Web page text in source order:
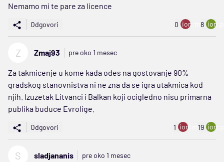
Nemamo mi te pare za licence
Odgovori 0 ion:minus
8
Z Zmaj93 pre oko 1 mesec
Za takmicenje u kome kada odes na gostovanje 90%
gradskog stanovnistva ni ne zna da se igra utakmica kod
njih. Izuzetak Litvanci i Balkan koji ocigledno nisu primarna
publika buduce Evrolige.
Odgovori 1 ion:minus
19
S sladjananis pre oko 1 mesec